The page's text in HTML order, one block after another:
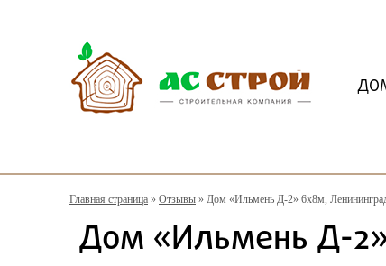
Главная страница » Отзывы » Дом «Ильмень Д-2» 6х8м,
Дом «Ильмень Д-2»